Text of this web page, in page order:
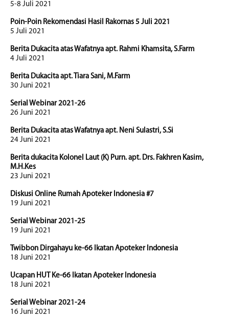
5-8 Juli 2021
Poin-Poin Rekomendasi Hasil Rakornas 5 Juli 2021
5 Juli 2021
Berita Dukacita atas Wafatnya apt. Rahmi Khamsita, S.Farm
4 Juli 2021
Berita Dukacita apt. Tiara Sani, M.Farm
30 Juni 2021
Serial Webinar 2021-26
26 Juni 2021
Berita Dukacita atas Wafatnya apt. Neni Sulastri, S.Si
24 Juni 2021
Berita dukacita Kolonel Laut (K) Purn. apt. Drs. Fakhren Kasim,
M.H.Kes
23 Juni 2021
Diskusi Online Rumah Apoteker Indonesia #7
19 Juni 2021
Serial Webinar 2021-25
19 Juni 2021
Twibbon Dirgahayu ke-66 Ikatan Apoteker Indonesia
18 Juni 2021
Ucapan HUT Ke-66 Ikatan Apoteker Indonesia
18 Juni 2021
Serial Webinar 2021-24
16 Juni 2021